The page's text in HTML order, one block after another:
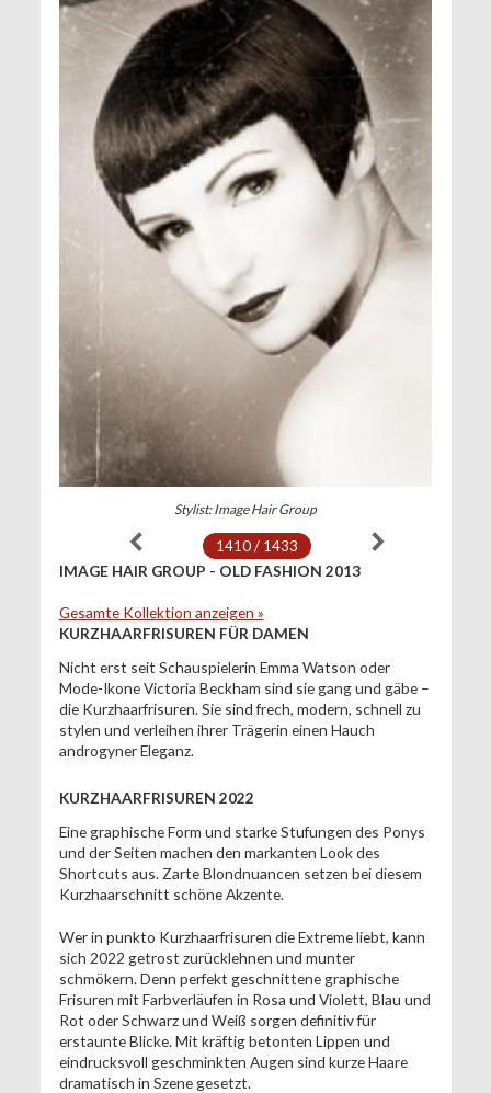
Stylist: Image Hair Group
1410 / 1433
IMAGE HAIR GROUP - OLD FASHION 2013
Gesamte Kollektion anzeigen »
KURZHAARFRISUREN FÜR DAMEN
Nicht erst seit Schauspielerin Emma Watson oder
Mode-Ikone Victoria Beckham sind sie gang und gäbe –
die Kurzhaarfrisuren. Sie sind frech, modern, schnell zu
stylen und verleihen ihrer Trägerin einen Hauch
androgyner Eleganz.
KURZHAARFRISUREN 2022
Eine graphische Form und starke Stufungen des Ponys
und der Seiten machen den markanten Look des
Shortcuts aus. Zarte Blondnuancen setzen bei diesem
Kurzhaarschnitt schöne Akzente.
Wer in punkto Kurzhaarfrisuren die Extreme liebt, kann
sich 2022 getrost zurücklehnen und munter
schmökern. Denn perfekt geschnittene graphische
Frisuren mit Farbverläufen in Rosa und Violett, Blau und
Rot oder Schwarz und Weiß sorgen definitiv für
erstaunte Blicke. Mit kräftig betonten Lippen und
eindrucksvoll geschminkten Augen sind kurze Haare
dramatisch in Szene gesetzt.